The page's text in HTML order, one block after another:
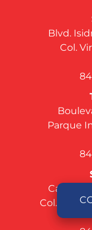
Blvd.
Col.
Parque
Col. Nuevo